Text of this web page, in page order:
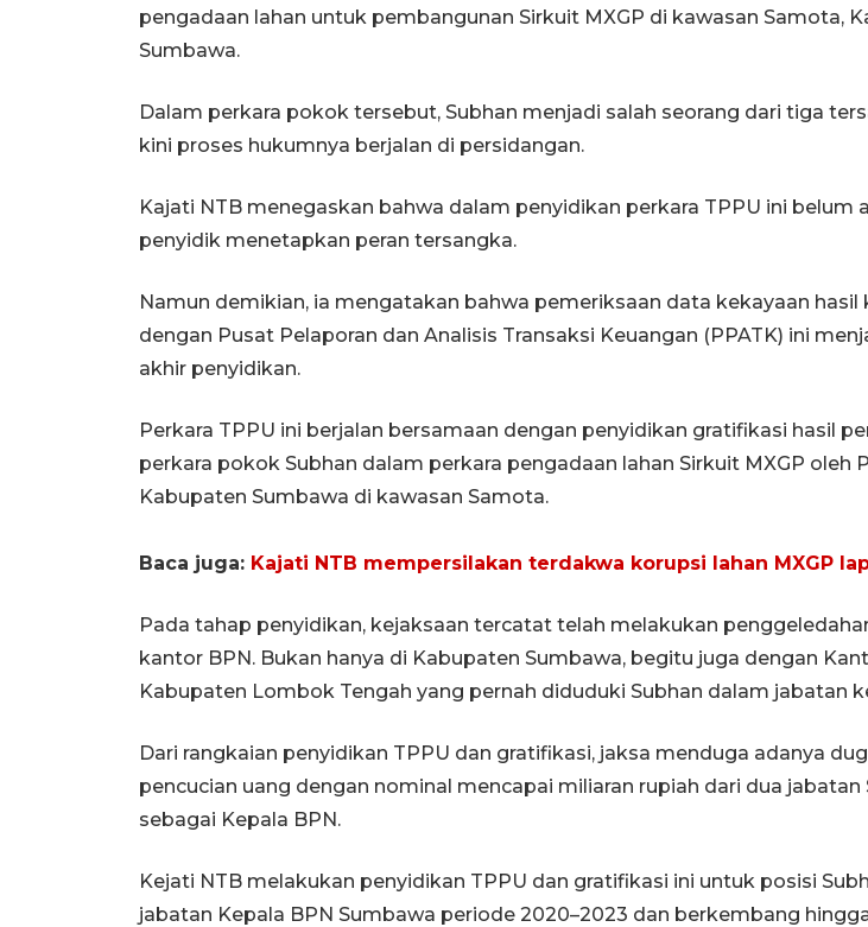
pengadaan lahan untuk pembangunan Sirkuit MXGP di kawasan Samota,
Sumbawa.
Dalam perkara pokok tersebut, Subhan menjadi salah seorang dari tiga
kini proses hukumnya berjalan di persidangan.
Kajati NTB menegaskan bahwa dalam penyidikan perkara TPPU ini belum
penyidik menetapkan peran tersangka.
Namun demikian, ia mengatakan bahwa pemeriksaan data kekayaan hasil
dengan Pusat Pelaporan dan Analisis Transaksi Keuangan (PPATK) ini
akhir penyidikan.
Perkara TPPU ini berjalan bersamaan dengan penyidikan gratifikasi hasil
perkara pokok Subhan dalam perkara pengadaan lahan Sirkuit MXGP oleh
Kabupaten Sumbawa di kawasan Samota.
Baca juga: Kajati NTB mempersilakan terdakwa korupsi lahan MXGP
Pada tahap penyidikan, kejaksaan tercatat telah melakukan
kantor BPN. Bukan hanya di Kabupaten Sumbawa, begitu juga dengan
Kabupaten Lombok Tengah yang pernah diduduki Subhan dalam jabatan
Dari rangkaian penyidikan TPPU dan gratifikasi, jaksa menduga adanya
pencucian uang dengan nominal mencapai miliaran rupiah dari dua jabatan
sebagai Kepala BPN.
Kejati NTB melakukan penyidikan TPPU dan gratifikasi ini untuk posisi
jabatan Kepala BPN Sumbawa periode 2020–2023 dan berkembang